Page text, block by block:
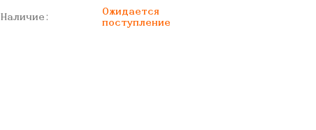
Наличие:
Ожидается
поступление